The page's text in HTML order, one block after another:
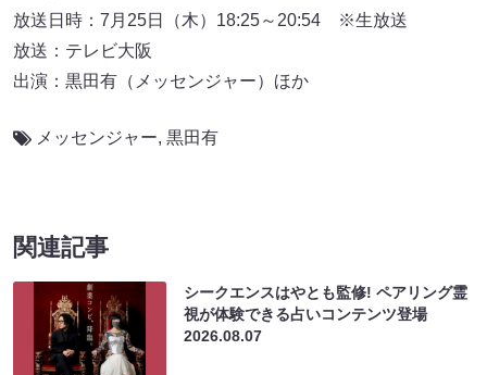
放送日時：7月25日（木）18:25～20:54 ※生放送
放送：テレビ大阪
出演：黒田有（メッセンジャー）ほか
メッセンジャー, 黒田有
関連記事
シークエンスはやとも監修! ペアリング霊
視が体験できる占いコンテンツ登場
2026.08.07